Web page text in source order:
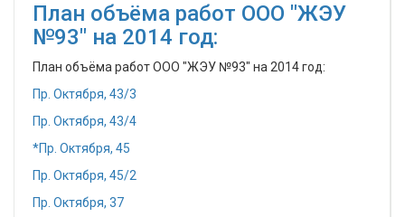
План объёма работ ООО "ЖЭУ
№93" на 2014 год:
План объёма работ ООО "ЖЭУ №93" на 2014 год:
Пр. Октября, 43/3
Пр. Октября, 43/4
*Пр. Октября, 45
Пр. Октября, 45/2
Пр. Октября, 37